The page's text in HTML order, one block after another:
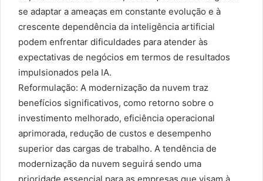
se adaptar a ameaças em constante evolução e à
crescente dependência da inteligência artificial
podem enfrentar dificuldades para atender às
expectativas de negócios em termos de resultados
impulsionados pela IA.
Reformulação: A modernização da nuvem traz
benefícios significativos, como retorno sobre o
investimento melhorado, eficiência operacional
aprimorada, redução de custos e desempenho
superior das cargas de trabalho. A tendência de
modernização da nuvem seguirá sendo uma